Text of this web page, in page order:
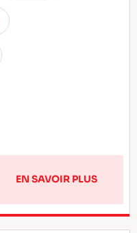
EN SAVOIR PLUS